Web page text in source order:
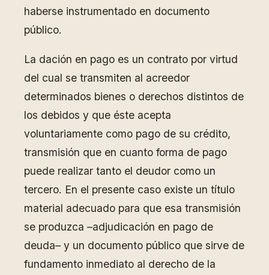
haberse instrumentado en documento
público.
La dación en pago es un contrato por virtud
del cual se transmiten al acreedor
determinados bienes o derechos distintos de
los debidos y que éste acepta
voluntariamente como pago de su crédito,
transmisión que en cuanto forma de pago
puede realizar tanto el deudor como un
tercero. En el presente caso existe un título
material adecuado para que esa transmisión
se produzca –adjudicación en pago de
deuda– y un documento público que sirve de
fundamento inmediato al derecho de la